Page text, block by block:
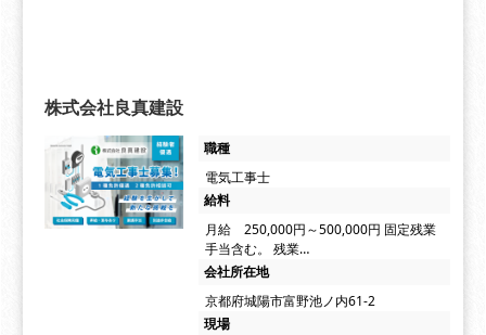
株式会社良真建設
職種
電気工事士
給料
月給 250,000円～500,000円 固定残業
手当含む。 残業…
会社所在地
京都府城陽市富野池ノ内61-2
現場